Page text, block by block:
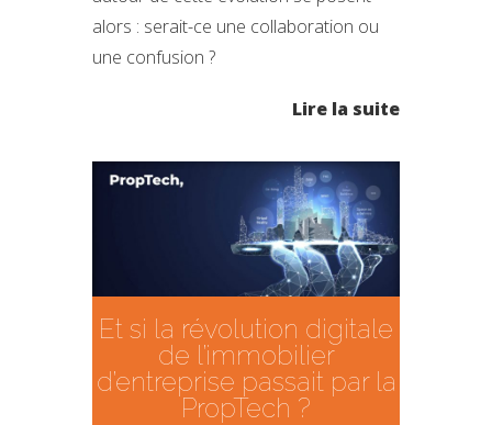
alors : serait-ce une collaboration ou
une confusion ?
Lire la suite
Et si la révolution digitale
de l’immobilier
d’entreprise passait par la
PropTech ?